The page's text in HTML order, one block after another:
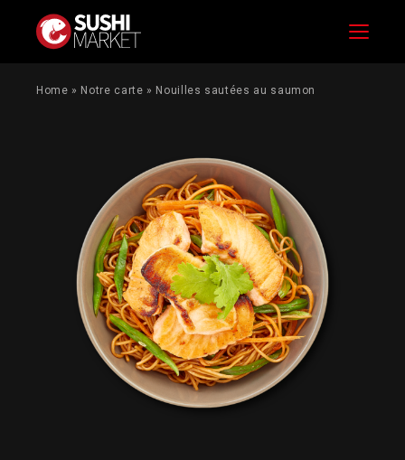
Menu
Home » Notre carte » Nouilles sautées au saumon